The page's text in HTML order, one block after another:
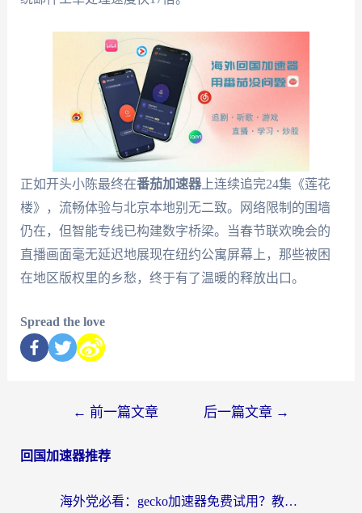
正如开头小陈最终在番茄加速器上连续追完24集《莲花
楼》，流畅体验与北京本地别无二致。网络限制的围墙
仍在，但智能专线已构建数字桥梁。当春节联欢晚会的
直播画面毫无延迟地展现在纽约公寓屏幕上，那些被困
在地区版权里的乡愁，终于有了温暖的释放出口。
Spread the love
← 前一篇文章 后一篇文章 →
回国加速器推荐
海外党必看：gecko加速器免费试用？教你选对回国加速器，无缝刷国内剧玩游戏